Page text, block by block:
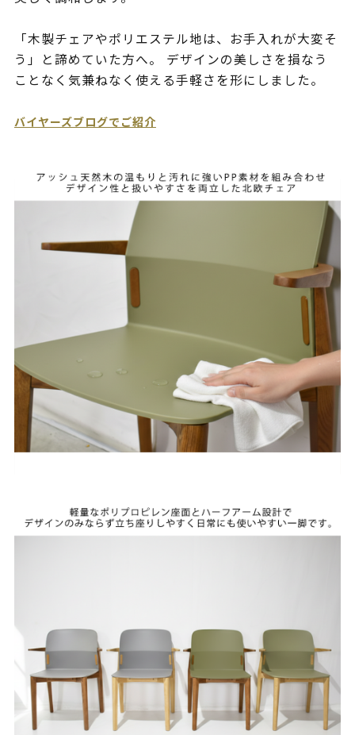
「木製チェアやポリエステル地は、お手入れが大変そ
う」と諦めていた方へ。 デザインの美しさを損なう
ことなく気兼ねなく使える手軽さを形にしました。
バイヤーズブログでご紹介